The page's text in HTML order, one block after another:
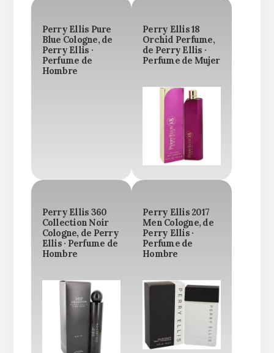
Perry Ellis Pure
Blue Cologne, de
Perry Ellis ·
Perfume de
Hombre
Perry Ellis 18
Orchid Perfume,
de Perry Ellis ·
Perfume de Mujer
Perry Ellis 360
Collection Noir
Cologne, de Perry
Ellis · Perfume de
Hombre
Perry Ellis 2017
Men Cologne, de
Perry Ellis ·
Perfume de
Hombre